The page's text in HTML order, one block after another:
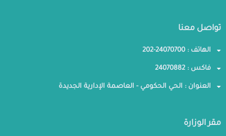
تواصل معنا
الهاتف : 24070700-202
فاكس : 24070882
العنوان : الحي الحكومي - العاصمة الإدارية الجديدة
مقر الوزارة